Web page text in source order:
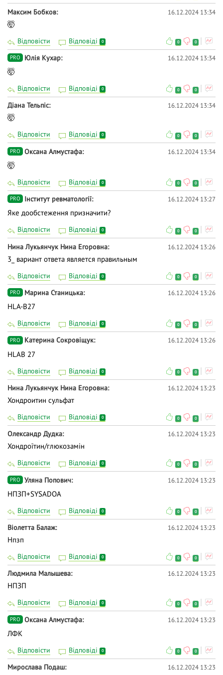
Максим Бобков 16.12.2024 13:34
🤯
Відповісти Відповіді 0 0 0
PRO Юлія Кухар 16.12.2024 13:34
🤯
Відповісти Відповіді 0 0 0
Діана Тельпіс 16.12.2024 13:34
🤯
Відповісти Відповіді 0 0 0
PRO Оксана Алмустафа 16.12.2024 13:34
🤯
Відповісти Відповіді 0 0 0
PRO Інститут ревматології 16.12.2024 13:27
Яке дообстеження призначити?
Відповісти Відповіді 0 0 0
Нина Лукьянчук Нина Егоровна 16.12.2024 13:26
3_ вариант ответа является правильным
Відповісти Відповіді 0 0 0
PRO Марина Станицька 16.12.2024 13:26
HLA-B27
Відповісти Відповіді 0 0 0
PRO Катерина Сокровіщук 16.12.2024 13:26
HLAB 27
Відповісти Відповіді 0 0 0
Нина Лукьянчук Нина Егоровна 16.12.2024 13:23
Хондроитин сульфат
Відповісти Відповіді 0 0 0
Олександр Дудка 16.12.2024 13:23
Хондроїтин/глюкозамін
Відповісти Відповіді 0 0 0
PRO Уляна Попович 16.12.2024 13:23
НПЗП+SYSADOA
Відповісти Відповіді 0 0 0
Віолетта Балаж 16.12.2024 13:23
Нпзп
Відповісти Відповіді 0 0 0
Людмила Малышева 16.12.2024 13:23
НПЗП
Відповісти Відповіді 0 0 0
PRO Оксана Алмустафа 16.12.2024 13:23
ЛФК
Відповісти Відповіді 0 0 0
Мирослава Подаш 16.12.2024 13:23